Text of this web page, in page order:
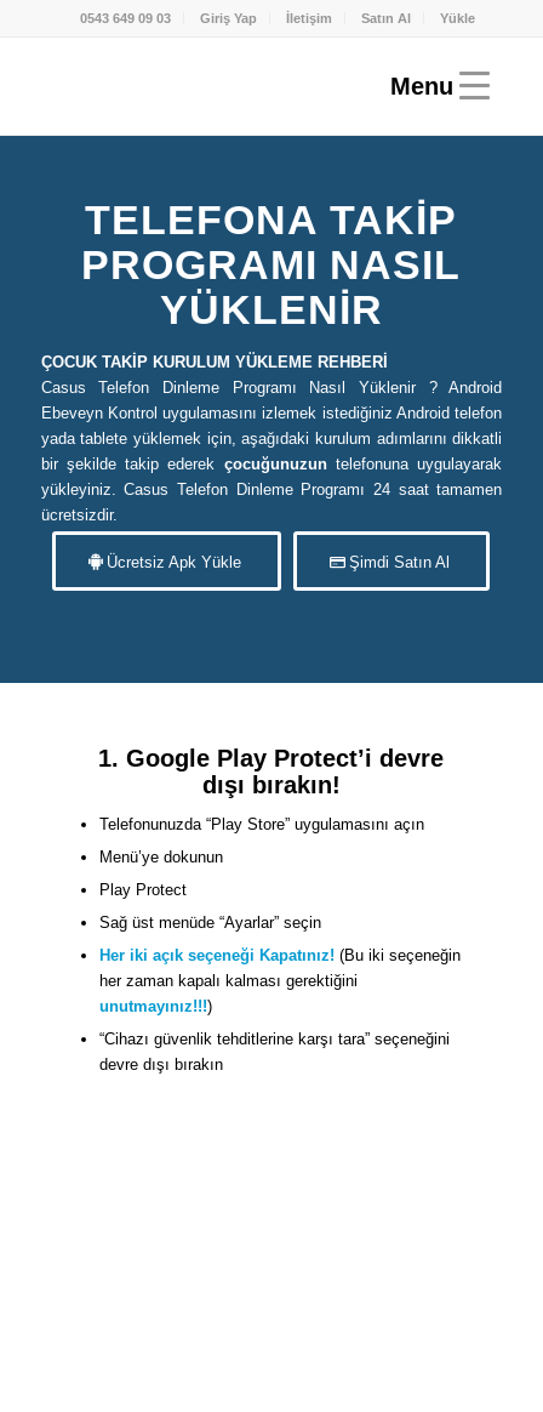
0543 649 09 03 Giriş Yap İletişim Satın Al Yükle
TELEFONA TAKIP
PROGRAMI NASIL
YÜKLENIR
ÇOCUK TAKİP KURULUM YÜKLEME REHBERİ
Casus Telefon Dinleme Programı Nasıl Yüklenir ? Android
Ebeveyn Kontrol uygulamasını izlemek istediğiniz Android telefon
yada tablete yüklemek için, aşağıdaki kurulum adımlarını dikkatli
bir şekilde takip ederek çocuğunuzuntelefonuna uygulayarak
yükleyiniz. Casus Telefon Dinleme Programı 24 saat tamamen
ücretsizdir.
Ücretsiz Apk Yükle Şimdi Satın Al
1. Google Play Protect’i devre
dışı bırakın!
Telefonunuzda “Play Store” uygulamasını açın
Menü’ye dokunun
Play Protect
Sağ üst menüde “Ayarlar” seçin
Her iki açık seçeneği Kapatınız! (Bu iki seçeneğin
her zaman kapalı kalması gerektiğini
unutmayınız!!!)
“Cihazı güvenlik tehditlerine karşı tara” seçeneğini
devre dışı bırakın